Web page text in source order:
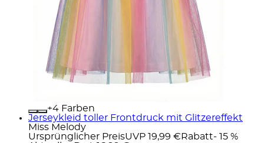
+
Farben
Jerseykleid toller Frontdruck mit Glitzereffekt
Miss Melody
Ursprünglicher PreisUVP 19,99 € Rabatt- 15 %